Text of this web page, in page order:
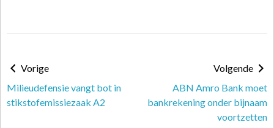
Vorige
Milieudefensie vangt bot in
stikstofemissiezaak A2
Volgende
ABN Amro Bank moet
bankrekening onder bijnaam
voortzetten